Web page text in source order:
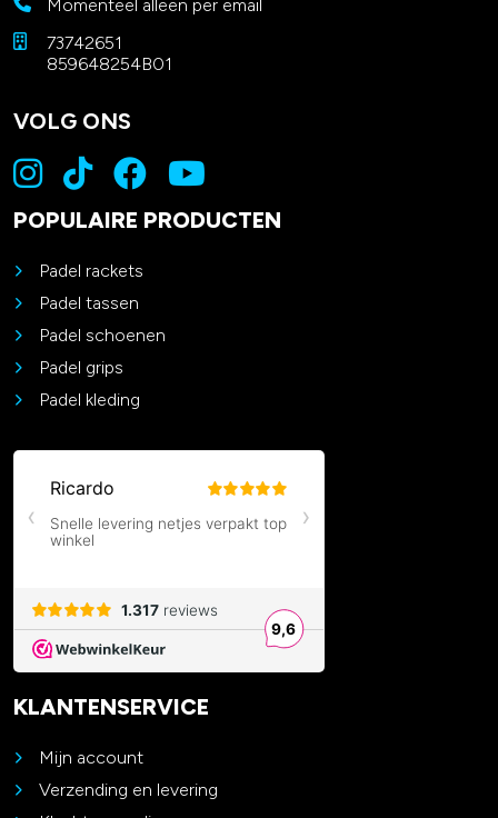
Momenteel alleen per email
73742651
859648254B01
VOLG ONS
POPULAIRE PRODUCTEN
Padel rackets
Padel tassen
Padel schoenen
Padel grips
Padel kleding
KLANTENSERVICE
Mijn account
Verzending en levering